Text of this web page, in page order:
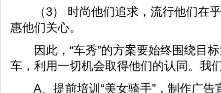
（3） 时尚他们追求，流行他们在乎
惠他们关心。
因此，“车秀”的方案要始终围绕目标
车，利用一切机会取得他们的认同。我
A、提前培训“美女骑手”，制作广告